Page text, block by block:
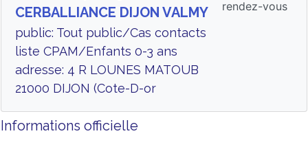
CERBALLIANCE DIJON VALMY
public: Tout public/Cas contacts
liste CPAM/Enfants 0-3 ans
adresse: 4 R LOUNES MATOUB
21000 DIJON (Cote-D-or
rendez-vous
Informations officielle